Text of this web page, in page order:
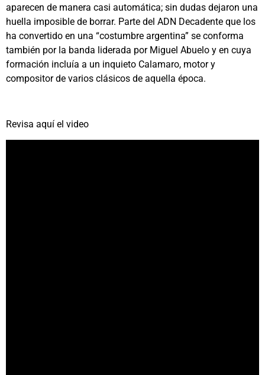
aparecen de manera casi automática; sin dudas dejaron una
huella imposible de borrar. Parte del ADN Decadente que los
ha convertido en una “costumbre argentina” se conforma
también por la banda liderada por Miguel Abuelo y en cuya
formación incluía a un inquieto Calamaro, motor y
compositor de varios clásicos de aquella época.
Revisa aquí el video